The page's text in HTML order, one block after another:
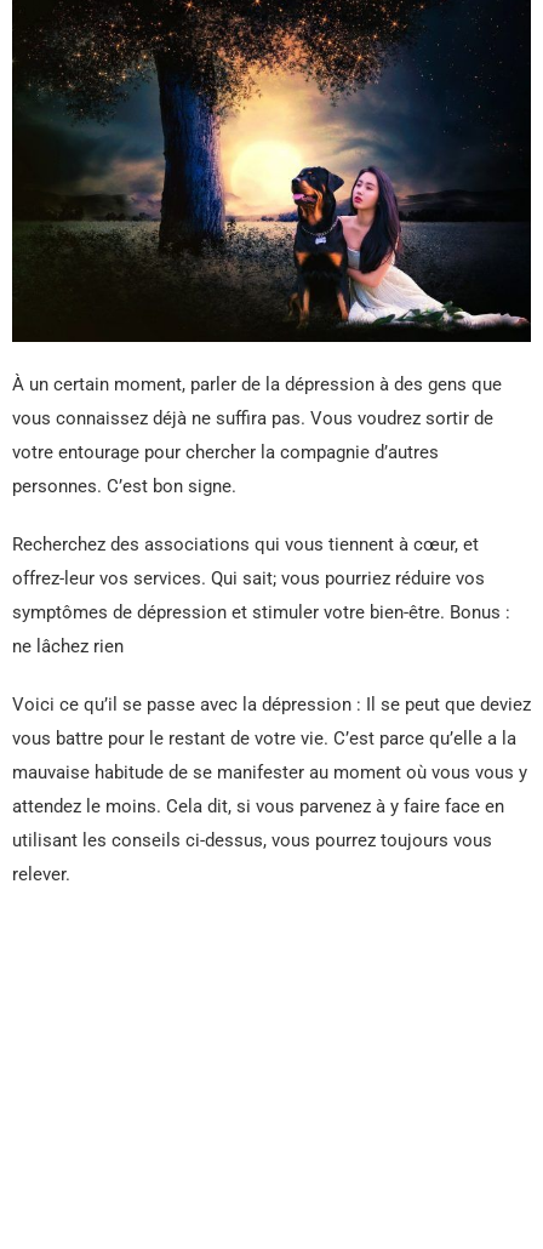
À un certain moment, parler de la dépression à des gens que
vous connaissez déjà ne suffira pas. Vous voudrez sortir de
votre entourage pour chercher la compagnie d’autres
personnes. C’est bon signe.
Recherchez des associations qui vous tiennent à cœur, et
offrez-leur vos services. Qui sait; vous pourriez réduire vos
symptômes de dépression et stimuler votre bien-être. Bonus :
ne lâchez rien
Voici ce qu’il se passe avec la dépression : Il se peut que deviez
vous battre pour le restant de votre vie. C’est parce qu’elle a la
mauvaise habitude de se manifester au moment où vous vous y
attendez le moins. Cela dit, si vous parvenez à y faire face en
utilisant les conseils ci-dessus, vous pourrez toujours vous
relever.